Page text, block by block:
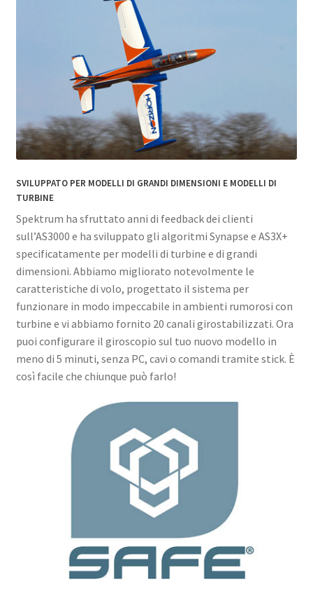
SVILUPPATO PER MODELLI DI GRANDI DIMENSIONI E MODELLI DI
TURBINE
Spektrum ha sfruttato anni di feedback dei clienti
sull’AS3000 e ha sviluppato gli algoritmi Synapse e AS3X+
specificatamente per modelli di turbine e di grandi
dimensioni. Abbiamo migliorato notevolmente le
caratteristiche di volo, progettato il sistema per
funzionare in modo impeccabile in ambienti rumorosi con
turbine e vi abbiamo fornito 20 canali girostabilizzati. Ora
puoi configurare il giroscopio sul tuo nuovo modello in
meno di 5 minuti, senza PC, cavi o comandi tramite stick. È
così facile che chiunque può farlo!